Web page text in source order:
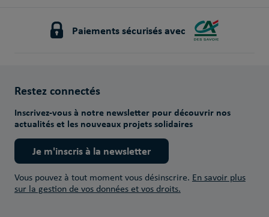
Paiements sécurisés avec
Restez connectés
Inscrivez-vous à notre newsletter pour découvrir nos
actualités et les nouveaux projets solidaires
Je m'inscris à la newsletter
Vous pouvez à tout moment vous désinscrire. En savoir plus
sur la gestion de vos données et vos droits.